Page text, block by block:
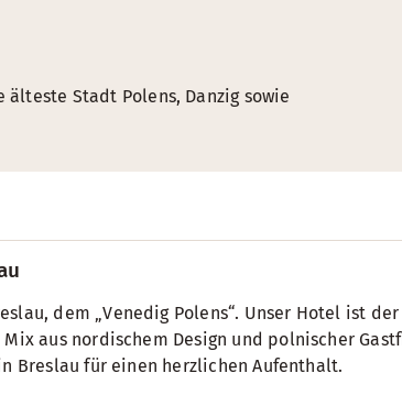
dem „Venedig Polens“. Unser Hotel ist
aus nordischem Design und polnischer
Breslau für einen herzlichen Aufenthalt.
Stadt Polens, Danzig sowie